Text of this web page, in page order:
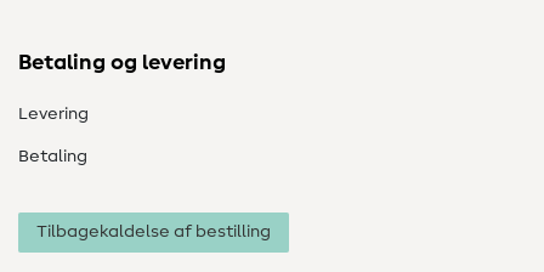
Betaling og levering
Levering
Betaling
Tilbagekaldelse af bestilling